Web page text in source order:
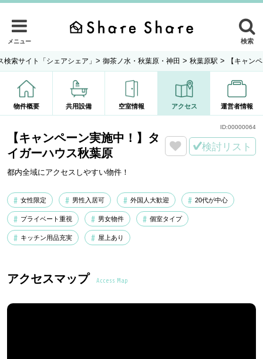
メニュー 検索
検索サイト「シェアシェア」 > 御茶ノ水・秋葉原・神田 > 秋葉原駅 > 【キャン
物件概要 共用設備 空室情報 アクセス 運営者情報
【キャンペーン実施中！】タ
イガーハウス秋葉原
都内全域にアクセスしやすい物件！
検討リスト
女性限定 男性入居可 外国人大歓迎 20代が中心
プライベート重視 男女物件 個室タイプ
キッチン用品充実 屋上あり
ID:00000064
アクセスマップ Access Map